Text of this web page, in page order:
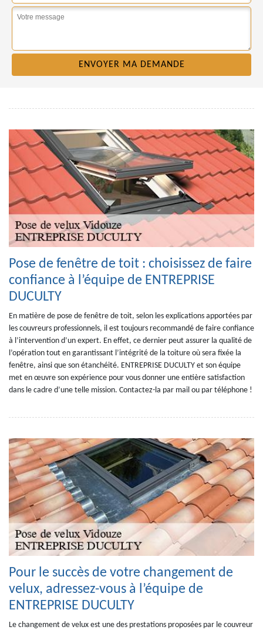
Pose de fenêtre de toit : choisissez de faire
confiance à l’équipe de ENTREPRISE
DUCULTY
En matière de pose de fenêtre de toit, selon les explications apportées par
les couvreurs professionnels, il est toujours recommandé de faire confiance
à l’intervention d’un expert. En effet, ce dernier peut assurer la qualité de
l’opération tout en garantissant l’intégrité de la toiture où sera fixée la
fenêtre, ainsi que son étanchéité. ENTREPRISE DUCULTY et son équipe
met en œuvre son expérience pour vous donner une entière satisfaction
dans le cadre d’une telle mission. Contactez-la par mail ou par téléphone !
Pour le succès de votre changement de
velux, adressez-vous à l’équipe de
ENTREPRISE DUCULTY
Le changement de velux est une des prestations proposées par le couvreur